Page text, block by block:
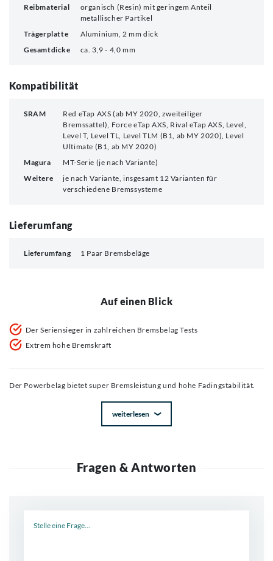
Reibmaterial
organisch (Resin) mit geringem Anteil
metallischer Partikel
Trägerplatte
Aluminium, 2 mm dick
Gesamtdicke
ca. 3,9 - 4,0 mm
Kompatibilität
SRAM
Red eTap AXS (ab MY 2020, zweiteiliger
Bremssattel), Force eTap AXS, Rival eTap AXS, Level,
Level T, Level TL, Level TLM (B1, ab MY 2020), Level
Ultimate (B1, ab MY 2020)
Magura
MT-Serie (je nach Variante)
Weitere
je nach Variante, insgesamt 12 Varianten für
verschiedene Bremssysteme
Lieferumfang
Lieferumfang 1 Paar Bremsbeläge
Auf einen Blick
Der Seriensieger in zahlreichen Bremsbelag Tests
Extrem hohe Bremskraft
Der Powerbelag bietet super Bremsleistung und hohe Fadingstabilität.
weiterlesen
Fragen & Antworten